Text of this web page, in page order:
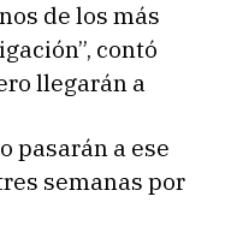
de los más
contó
llegarán a
pasarán a ese
semanas por